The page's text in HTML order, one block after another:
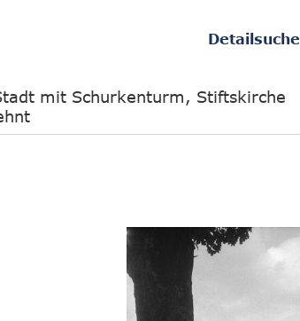
Detailsuche
mit Schurkenturm, Stiftskirche